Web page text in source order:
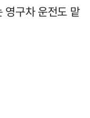
영구차 운전도 맡